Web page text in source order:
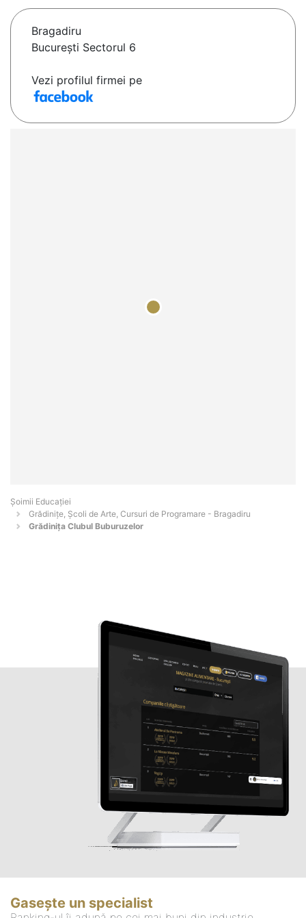
Bragadiru
Bucureşti Sectorul 6
Vezi profilul firmei pe
Șoimii Educației
Grădinițe, Școli de Arte, Cursuri de Programare - Bragadiru
Grădinița Clubul Buburuzelor
Gasește un specialist